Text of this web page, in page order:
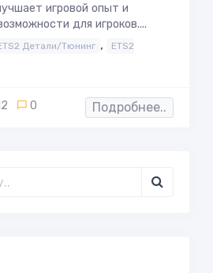
игровой опыт и
для игроков....
Детали/Тюнинг ,
ETS2
0 Подробнее..